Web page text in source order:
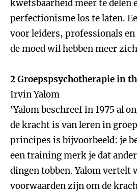
kwetsbaarheid meer te delen
perfectionisme los te laten.
voor leiders, professionals
de moed wil hebben meer
2 Groepspsychotherapie in
Irvin Yalom
‘Yalom beschreef in 1975 al
de kracht is van leren in
principes is bijvoorbeeld: je
een training merk je dat
dingen tobben. Yalom vertelt
voorwaarden zijn om de